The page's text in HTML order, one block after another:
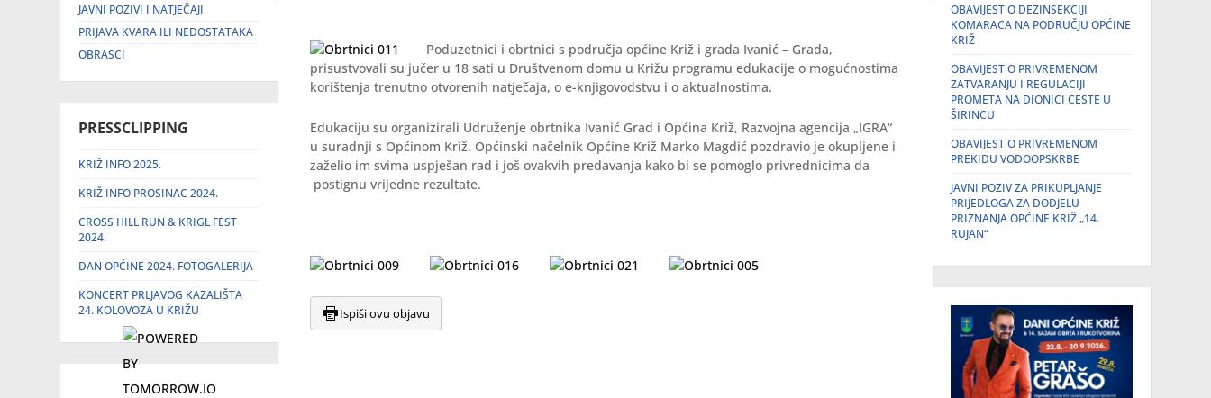
JAVNI POZIVI I NATJEČAJI
PRIJAVA KVARA ILI NEDOSTATAKA
OBRASCI
PRESSCLIPPING
KRIŽ INFO 2025.
KRIŽ INFO PROSINAC 2024.
CROSS HILL RUN & KRIGL FEST
2024.
DAN OPĆINE 2024. FOTOGALERIJA
KONCERT PRLJAVOG KAZALIŠTA
24. KOLOVOZA U KRIŽU
Poduzetnici i obrtnici s područja općine Križ i grada Ivanić – Grada,
prisustvovali su jučer u 18 sati u Društvenom domu u Križu programu edukacije o mogućnostima
korištenja trenutno otvorenih natječaja, o e-knjigovodstvu i o aktualnostima.
Edukaciju su organizirali Udruženje obrtnika Ivanić Grad i Općina Križ, Razvojna agencija „IGRA“
u suradnji s Općinom Križ. Općinski načelnik Općine Križ Marko Magdić pozdravio je okupljene i
zaželio im svima uspješan rad i još ovakvih predavanja kako bi se pomoglo privrednicima da
postignu vrijedne rezultate.
Ispiši ovu objavu
OBAVIJEST O DEZINSEKCIJI
KOMARACA NA PODRUČJU OPĆINE
KRIŽ
OBAVIJEST O PRIVREMENOM
ZATVARANJU I REGULACIJI
PROMETA NA DIONICI CESTE U
ŠIRINCU
OBAVIJEST O PRIVREMENOM
PREKIDU VODOOPSKRBE
JAVNI POZIV ZA PRIKUPLJANJE
PRIJEDLOGA ZA DODJELU
PRIZNANJA OPĆINE KRIŽ „14.
RUJAN“